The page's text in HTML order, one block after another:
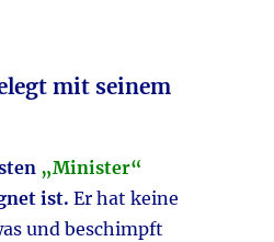
mit seinem
„Minister“
ist. Er hat keine
und beschimpft